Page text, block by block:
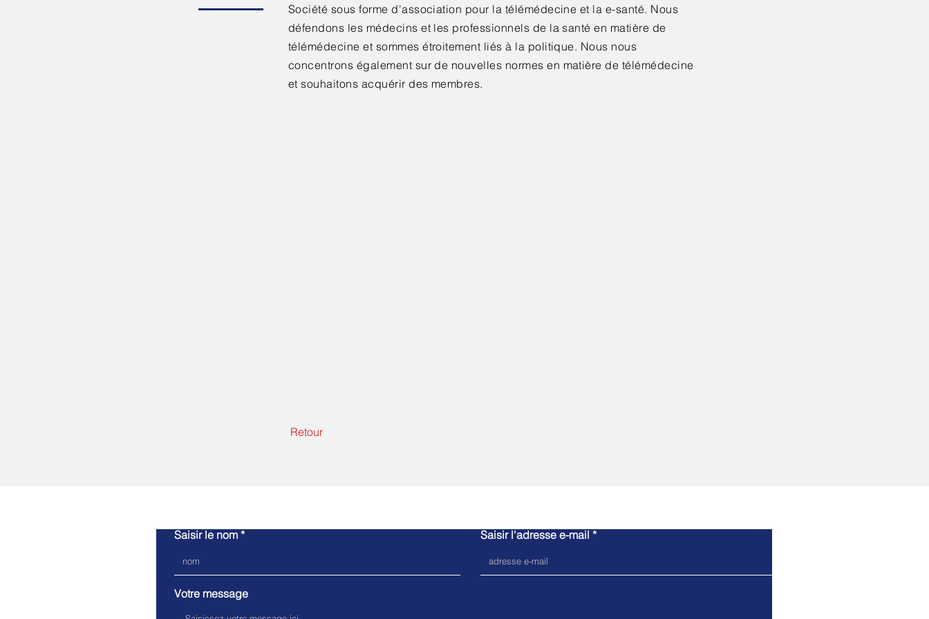
Société sous forme d'association pour la télémédecine et la e-santé. Nous
défendons les médecins et les professionnels de la santé en matière de
télémédecine et sommes étroitement liés à la politique. Nous nous
concentrons également sur de nouvelles normes en matière de télémédecine
et souhaitons acquérir des membres.
Retour
Saisir le nom Saisir l'adresse e-mail
Votre message